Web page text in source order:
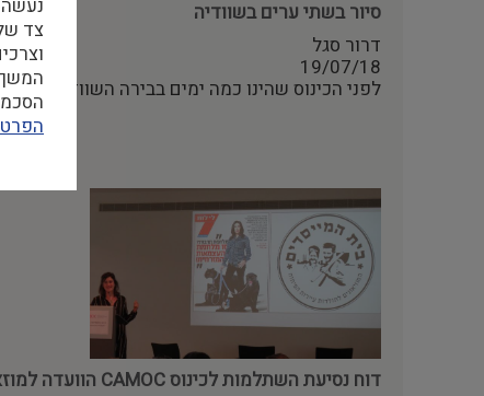
סיור בשתי ערים בשוודיה
דרור סגל
19/07/18
לפני הכינוס שהינו כמה ימים בבירה השוודית
דוח נסיעת השתלמות לכינוס CAMOC הוועדה למוזאוני ערים מטעם איקו"ם, פרנקפורט, יוני 2018
צד